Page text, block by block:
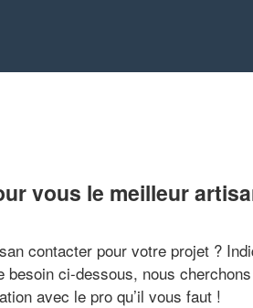
vous le meilleur
contacter pour votre projet ?
besoin ci-dessous, nous
avec le pro qu’il vous faut !